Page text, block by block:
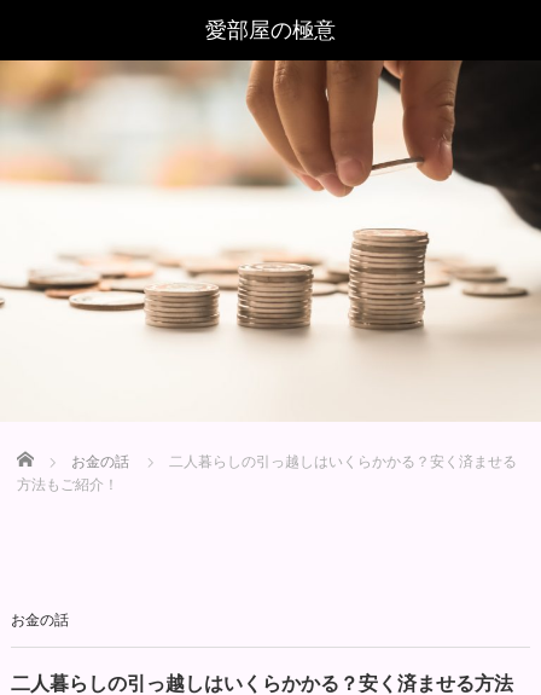
Home お金の話
二人暮らしの引っ越しはいくらかかる？安く済ませる
方法もご紹介！
お金の話
二人暮らしの引っ越しはいくらかかる？安く済ませる方法